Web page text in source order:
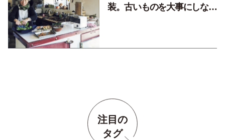
装。古いものを大事にしなが
注目の
タグ